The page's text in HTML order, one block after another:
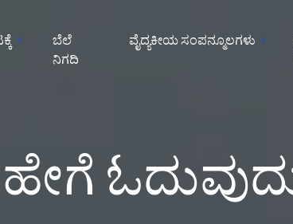
ಬೆಲೆ
ನಿಗದಿ
ವೈದ್ಯಕೀಯ ಸಂಪನ್ಮೂಲಗಳು
ಹೇಗೆ